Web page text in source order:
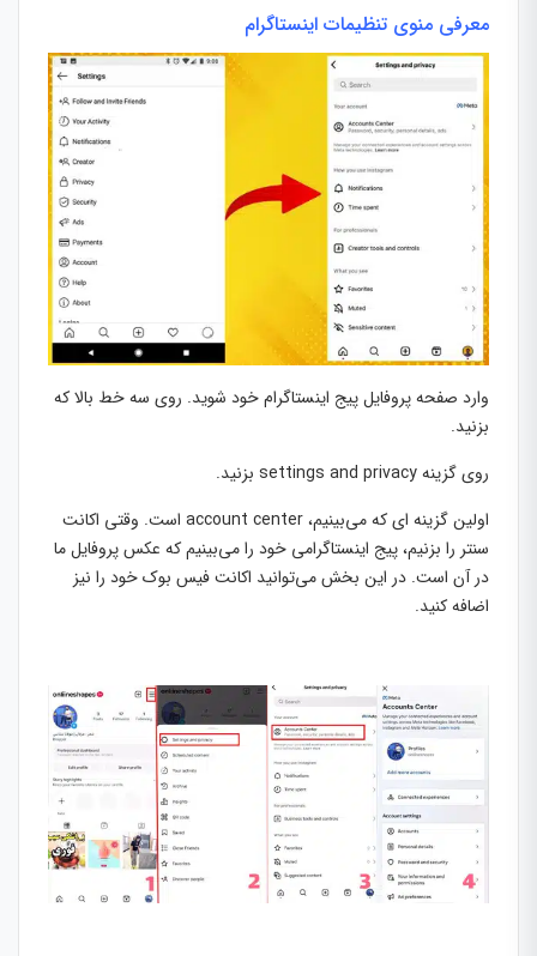
معرفی منوی تنظیمات اینستاگرام
وارد صفحه پروفایل پیج اینستاگرام خود شوید. روی سه خط بالا که
بزنید.
روی گزینه settings and privacy بزنید.
اولین گزینه ای که می‌بینیم، account center است. وقتی اکانت
سنتر را بزنیم، پیج اینستاگرامی خود را می‌بینیم که عکس پروفایل ما
در آن است. در این بخش می‌توانید اکانت فیس بوک خود را نیز
اضافه کنید.